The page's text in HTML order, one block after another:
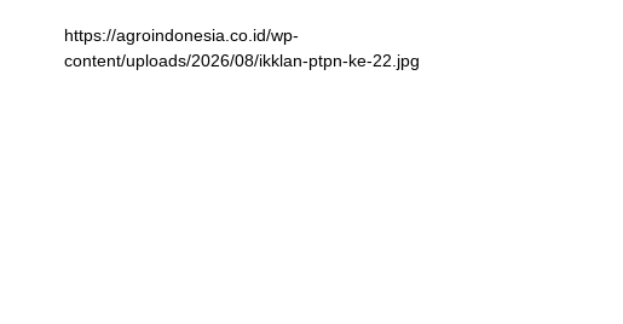
https://agroindonesia.co.id/wp-
content/uploads/2026/08/ikklan-ptpn-ke-22.jpg